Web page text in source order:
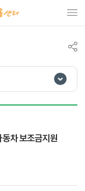
차 보조금지원